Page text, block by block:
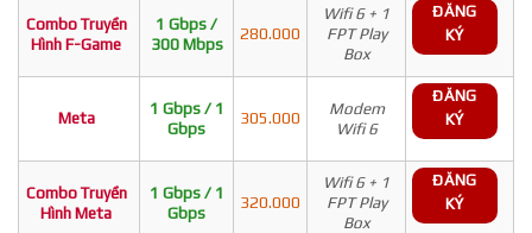
Combo Truyền
Hình F-Game
1 Gbps /
300 Mbps
280.000
Wifi 6 + 1
FPT Play
Box
ĐĂNG
KÝ
Meta
1 Gbps / 1
Gbps
305.000
Modem
Wifi 6
ĐĂNG
KÝ
Combo Truyền
Hình Meta
1 Gbps / 1
Gbps
320.000
Wifi 6 + 1
FPT Play
Box
ĐĂNG
KÝ